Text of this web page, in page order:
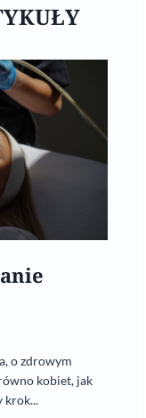
o zdrowym
kobiet, jak
krok...